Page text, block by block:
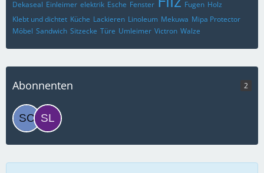
Dekaseal Einleimer elektrik Esche Fenster Fugen Holz
Klebt und dichtet Küche Lackieren Linoleum Mekuwa Mipa Protector
Möbel Sandwich Sitzecke Türe Umleimer Victron Walze
Abonnenten 2